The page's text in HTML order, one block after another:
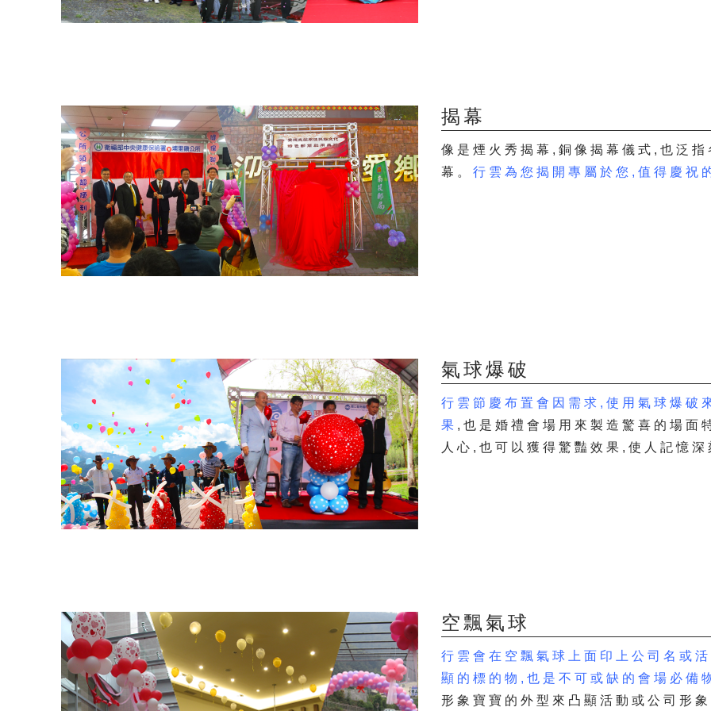
揭幕
像是煙火秀揭幕,銅像揭幕儀式,也泛指
幕。行雲為您揭開專屬於您,值得慶祝
氣球爆破
行雲節慶布置會因需求,使用氣球爆破
果 ,也是婚禮會場用來製造驚喜的場面
人心,也可以獲得驚豔效果,使人記憶深
空飄氣球
行雲會在空飄氣球上面印上公司名或
顯的標的物,也是不可或缺的會場必備
形象寶寶的外型來凸顯活動或公司形